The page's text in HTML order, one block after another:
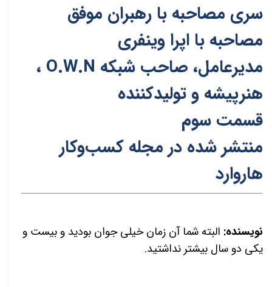
سری مصاحبه با رهبران موفق
مصاحبه با اپرا وینفری
مدیرعامل، صاحب شبکه O.W.N ،
هنرپیشه و تولیدکننده
قسمت سوم
منتشر شده در مجله کسب‌و‌کار
هاروارد
نویسنده: البته شما آن زمان خیلی جوان بودید و بیست و
یکی دو سال بیشتر نداشتید.